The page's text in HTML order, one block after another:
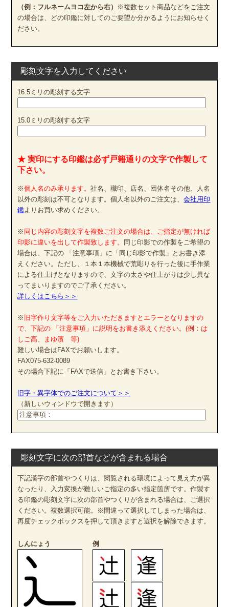
（例：フルネームヨコ左から右）
※複数セット商品などをご注文
の場合は、どの印鑑に対してのご要望か分かるようにお知らせく
ださい。
彫刻文字を入力してください
16.5ミリの彫刻する文字
15.0ミリの彫刻する文字
★ 実印にする印鑑は必ず戸籍通りの文字で作製して
下さい。
※個人名のみ承ります。社名、職印、店名、団体名その他、人名
以外の彫刻は不可となります。個人名以外のご注文は、会社用印
鑑よりお買い求めください。
※ 同じ内容の彫刻文字を複数ご注文の場合は、ご指定が無ければ
印影に違いを出して作製致します。
同じ印影での作製をご希望の
場合は、下記の 「注意事項」に「同じ印影で作製」とお書き添
えください。ただし、１本１本機械で荒彫りを行った後に手作業
による仕上げとなりますので、文字の太さや仕上がりは少し異な
ってまいりますのでご了承ください。
詳しくはこちら＞＞
※ 旧字作り文字等をご入力いただきますとエラーとなりますの
で、下記の 「注意事項」に説明をお書き添えください。(例：は
しご高、まゆ濱 等)
難しい場合はFAXでお願いします。
FAX075-632-0089
その場合下記に「FAXで送信」とお書き下さい。
旧字・異字体でのご注文について＞＞
（新しいウィンドウで開きます）
彫刻文字に次の部首などが含まれる場合
下記漢字の部首やつくりは、閲覧される環境によって見え方が異
なったり、入力変換が難しいご指定の多い指定箇所です。作製す
る印鑑の彫刻文字に次の部首やつくりが含まれる場合は、ご選択
ください。複数選択可能。※間違って選択してしまった場合は、
再度チェックボックスを押して頂きますと選択を解除できます。
しんにょう 例